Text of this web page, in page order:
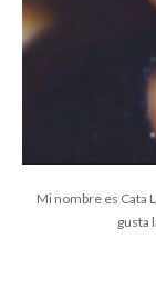
Mi nombre es Cata
gusta